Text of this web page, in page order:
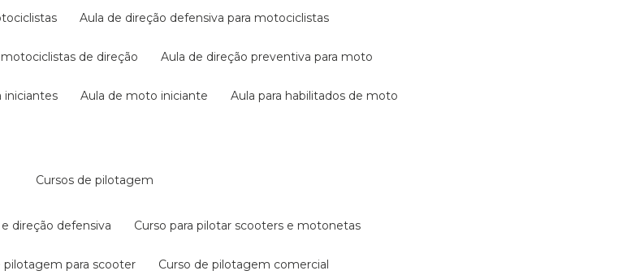
aula de direção defensiva para motociclistas
motociclistas de direção aula de direção preventiva para moto
iniciantes aula de moto iniciante aula para habilitados de moto
cursos de pilotagem
direção defensiva curso para pilotar scooters e motonetas
pilotagem para scooter curso de pilotagem comercial